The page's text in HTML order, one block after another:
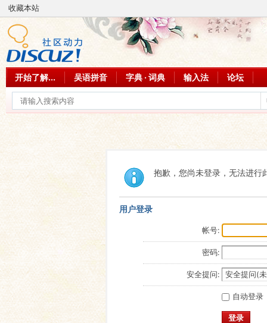
收藏本站
开始了解... 吴语拼音 字典 · 词典 输入法 论坛
抱歉，您尚未登录，无法进行
用户登录
帐号:
密码:
安全提问:
自动登录
登录